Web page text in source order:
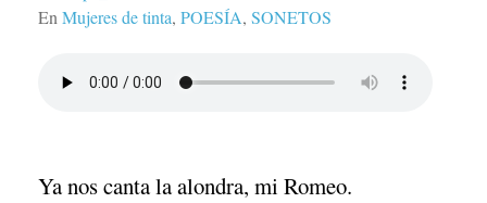
En Mujeres de tinta, POESÍA, SONETOS
Ya nos canta la alondra, mi Romeo.